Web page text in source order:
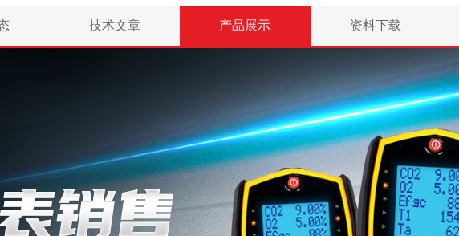
技术文章 产品展示 资料下载